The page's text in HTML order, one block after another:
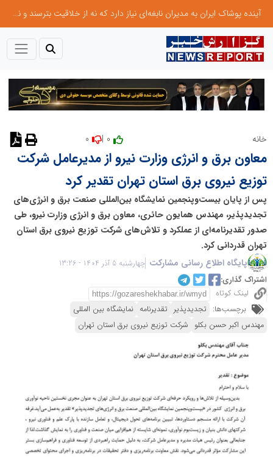
آینده پوشاک ایران به مدیران نابغه‌ای نیاز دارد که نه از خلاقیت بترسند و نه بروکراسی
خانه
معاون برق و انرژی وزارت نیرو از مدیرعامل شرکت
توزیع نیروی برق استان تهران تقدیر کرد
پس از پایان بیست‌وپنجمین نمایشگاه بین‌المللی صنعت برق و انرژی‌های
تجدیدپذیر، مهندس همایون حائری، معاون برق و انرژی وزارت نیرو، طی
صدور تقدیرنامه‌ای از عملکرد و تلاش‌های شرکت توزیع نیروی برق استان
تهران قدردانی کرد.
پایگاه اطلاع رسانی مشارکت چهارشنبه 5 آذر 1404 - 13:26
اشتراک گذاری:
لینک کوتاه
برچسب‌ها: تجدیدپذیر تقدیرنامه نمایشگاه بین المللی
مهندس اکبر حسن بکلو شرکت توزیع نیروی برق استان تهران